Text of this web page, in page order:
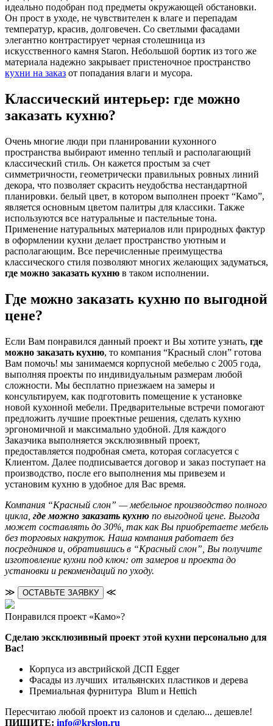
идеально подобран под предметы окружающей обстановки.
Он прост в уходе, не чувствителен к влаге и перепадам
температур, красив, долговечен. Со светлыми фасадами
элегантно контрастирует черная столешница из
искусственного камня Staron. Небольшой бортик из того же
материала надежно закрывает пристеночное пространство
кухни на заказ от попадания влаги и мусора.
Классический интерьер: где можно
заказать кухню?
Очень многие люди при планировании кухонного
пространства выбирают именно теплый и располагающий
классический стиль. Он кажется простым за счет
симметричности, геометрически правильных ровных линий
декора, что позволяет скрасить неудобства нестандартной
планировки. белый цвет, в котором выполнен проект “Камо”,
является основным цветом палитры для классики. Также
используются все натуральные и пастельные тона.
Применение натуральных материалов или природных фактур
в оформлении кухни делает пространство уютным и
располагающим. Все перечисленные преимущества
классического стиля позволяют многих желающих задуматься,
где можно заказать кухню в таком исполнении.
Где можно заказать кухню по выгодной
цене?
Если Вам понравился данный проект и Вы хотите узнать, где
можно заказать кухню, то компания “Красный слон” готова
Вам помочь! мы занимаемся корпусной мебелью с 2005 года,
выполняя проекты по индивидуальным размерам любой
сложности. Мы бесплатно приезжаем на замеры и
консультируем, как подготовить помещение к установке
новой кухонной мебели. Предварительные встречи помогают
предложить лучшие проектные решения, сделать кухню
эргономичной и максимально удобной. Для каждого
Заказчика выполняется эксклюзивный проект,
предоставляется подробная смета, которая согласуется с
Клиентом. Далее подписывается договор и заказ поступает на
производство, после его выполнения мы привезем и
установим кухню в удобное для Вас время.
Компания “Красный слон” — мебельное производство полного
цикла, где можно заказать кухню по выгодной цене. Выгода
может составлять до 30%, так как Вы приобретаете мебель
без торговых накруток. Наша компания работает без
посредников и, обратившись в “Красный слон”, Вы получите
изготовление кухни под ключ: от замеров и проекта до
установки и рекомендаций по уходу.
≫ ОСТАВЬТЕ ЗАЯВКУ ≪
Понравился проект «Камо»?
Сделаю эксклюзивный проект этой кухни персонально для
Вас!
Корпуса из австрийской ДСП Egger
Фасады из лучших итальянских пластиков и дерева
Премиальная фурнитура Blum и Hettich
Пересчитаю любой проект из салонов и сделаю... дешевле!
ПИШИТЕ: info@krslon.ru